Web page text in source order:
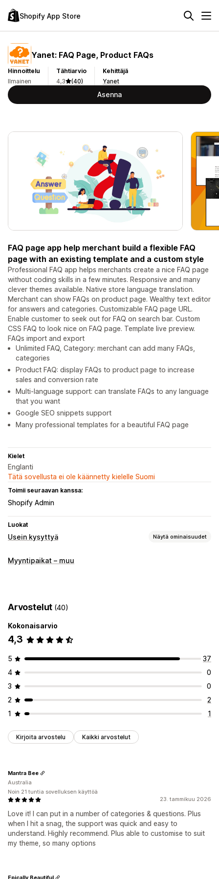
Shopify App Store
Yanet: FAQ Page, Product FAQs
Hinnoittelu
Ilmainen
Tähtiarvio
4,3
(40)
Kehittäjä
Yanet
Asenna
FAQ page app help merchant build a flexible FAQ
page with an existing template and a custom style
Professional FAQ app helps merchants create a nice FAQ page
without coding skills in a few minutes. Responsive and many
clever themes available. Native store language translation.
Merchant can show FAQs on product page. Wealthy text editor
for answers and categories. Customizable FAQ page URL.
Enable customer to seek out for FAQ on search bar. Custom
CSS FAQ to look nice on FAQ page. Template live preview.
FAQs import and export
Unlimited FAQ, Category: merchant can add many FAQs,
categories
Product FAQ: display FAQs to product page to increase
sales and conversion rate
Multi-language support: can translate FAQs to any language
that you want
Google SEO snippets support
Many professional templates for a beautiful FAQ page
Kielet
Englanti
Tätä sovellusta ei ole käännetty kielelle Suomi
Toimii seuraavan kanssa:
Shopify Admin
Luokat
Usein kysyttyä Näytä ominaisuudet
Muokkaustyökalut
Haitarivalikot
Usein kysyttyä -sivu
Mukautettu fontti ja väri
Myyntipaikat – muu
Arvostelut (40)
Kokonaisarvio
4,3
5
37
4
0
3
0
2
2
1
1
Kirjoita arvostelu Kaikki arvostelut
23. tammikuu 2026
Love it! I can put in a number of categories & questions. Plus
when I hit a snag, the support was quick and easy to
understand. Highly recommend. Plus able to customise to suit
my theme, so many options
Mantra Bee
Australia
Noin 21 tuntia sovelluksen käyttöä
Epically Beautiful